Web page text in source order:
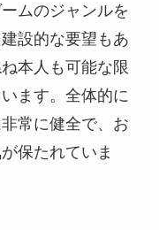
ムのジャンルを
設的な要望もあ
本人も可能な限
ます。全体的に
常に健全で、お
保たれていま